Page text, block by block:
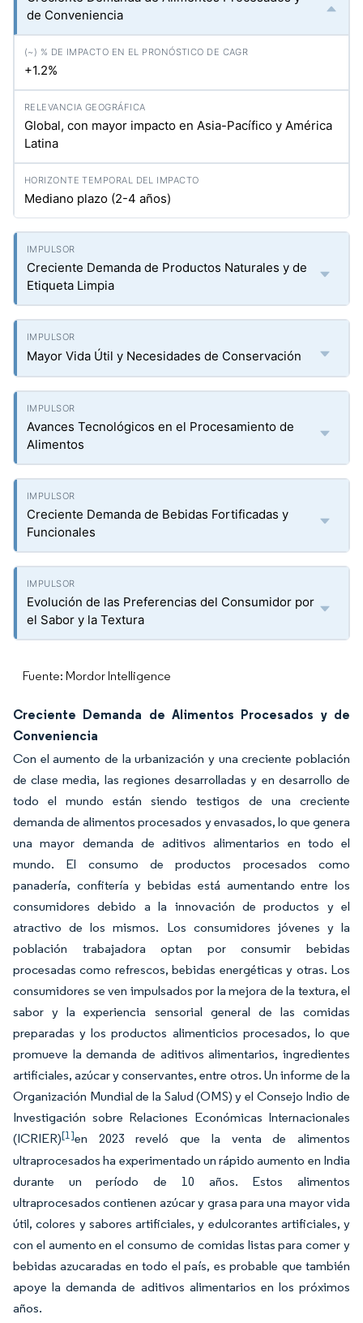
de Conveniencia
+1.2%
Global, con mayor impacto en Asia-Pacífico y América
Latina
Mediano plazo (2-4 años)
Creciente Demanda de Productos Naturales y de
Etiqueta Limpia
Mayor Vida Útil y Necesidades de Conservación
Avances Tecnológicos en el Procesamiento de
Alimentos
Creciente Demanda de Bebidas Fortificadas y
Funcionales
Evolución de las Preferencias del Consumidor por
el Sabor y la Textura
Fuente: Mordor Intelligence
Creciente Demanda de Alimentos Procesados y de
Conveniencia
Con el aumento de la urbanización y una creciente población
de clase media, las regiones desarrolladas y en desarrollo de
todo el mundo están siendo testigos de una creciente
demanda de alimentos procesados y envasados, lo que genera
una mayor demanda de aditivos alimentarios en todo el
mundo. El consumo de productos procesados como
panadería, confitería y bebidas está aumentando entre los
consumidores debido a la innovación de productos y el
atractivo de los mismos. Los consumidores jóvenes y la
población trabajadora optan por consumir bebidas
procesadas como refrescos, bebidas energéticas y otras. Los
consumidores se ven impulsados por la mejora de la textura, el
sabor y la experiencia sensorial general de las comidas
preparadas y los productos alimenticios procesados, lo que
promueve la demanda de aditivos alimentarios, ingredientes
artificiales, azúcar y conservantes, entre otros. Un informe de la
Organización Mundial de la Salud (OMS) y el Consejo Indio de
Investigación sobre Relaciones Económicas Internacionales
(ICRIER)[1]en 2023 reveló que la venta de alimentos
ultraprocesados ha experimentado un rápido aumento en India
durante un período de 10 años. Estos alimentos
ultraprocesados contienen azúcar y grasa para una mayor vida
útil, colores y sabores artificiales, y edulcorantes artificiales, y
con el aumento en el consumo de comidas listas para comer y
bebidas azucaradas en todo el país, es probable que también
apoye la demanda de aditivos alimentarios en los próximos
años.